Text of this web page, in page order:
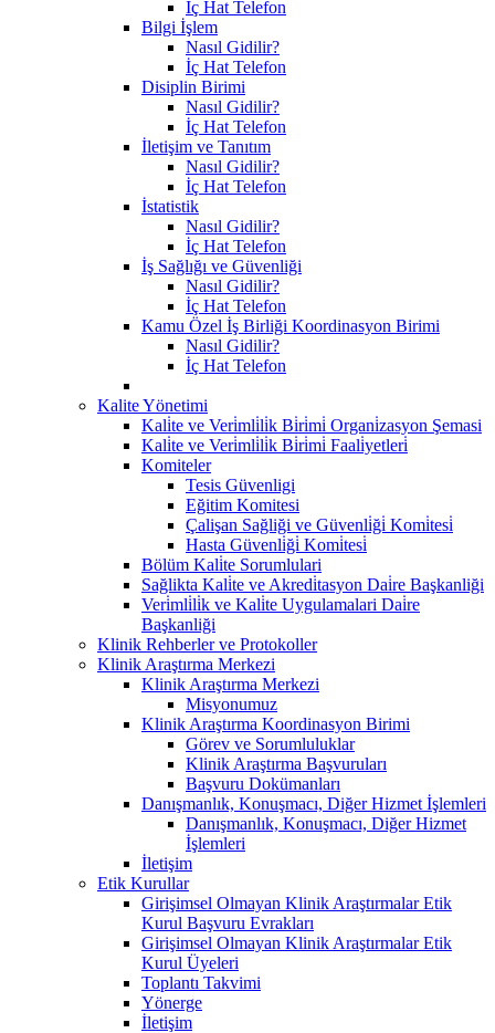
İç Hat Telefon
Bilgi İşlem
Nasıl Gidilir?
İç Hat Telefon
Disiplin Birimi
Nasıl Gidilir?
İç Hat Telefon
İletişim ve Tanıtım
Nasıl Gidilir?
İç Hat Telefon
İstatistik
Nasıl Gidilir?
İç Hat Telefon
İş Sağlığı ve Güvenliği
Nasıl Gidilir?
İç Hat Telefon
Kamu Özel İş Birliği Koordinasyon Birimi
Nasıl Gidilir?
İç Hat Telefon
Kalite Yönetimi
Kali̇te ve Veri̇mli̇li̇k Bi̇ri̇mi̇ Organi̇zasyon Şemasi
Kali̇te ve Veri̇mli̇li̇k Bi̇ri̇mi̇ Faali̇yetleri̇
Komiteler
Tesis Güvenligi
Eğitim Komitesi
Çalişan Sağliği ve Güvenli̇ği̇ Komi̇tesi̇
Hasta Güvenli̇ği̇ Komi̇tesi̇
Bölüm Kali̇te Sorumlulari
Sağlikta Kali̇te ve Akredi̇tasyon Dai̇re Başkanliği
Veri̇mli̇li̇k ve Kali̇te Uygulamalari Dai̇re
Başkanliği
Klinik Rehberler ve Protokoller
Klinik Araştırma Merkezi
Klinik Araştırma Merkezi
Misyonumuz
Klinik Araştırma Koordinasyon Birimi
Görev ve Sorumluluklar
Klinik Araştırma Başvuruları
Başvuru Dokümanları
Danışmanlık, Konuşmacı, Diğer Hizmet İşlemleri
Danışmanlık, Konuşmacı, Diğer Hizmet
İşlemleri
İletişim
Etik Kurullar
Girişimsel Olmayan Klinik Araştırmalar Etik
Kurul Başvuru Evrakları
Girişimsel Olmayan Klinik Araştırmalar Etik
Kurul Üyeleri
Toplantı Takvimi
Yönerge
İletişim